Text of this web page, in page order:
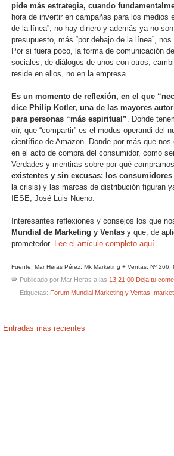
pide más estrategia, cuando
hora de invertir en campañas para los
de la línea”, no hay dinero y además ya no
presupuesto, más “por debajo de la línea”,
Por si fuera poco, la forma de comunicación
sociales, de diálogos de unos con otros,
reside en ellos, no en la empresa.
Es un momento de reflexión, en el que
dice Philip Kotler, una de las mayores
para personas “más espiritual”. Donde
oír, que “compartir” es el modus operandi del
científico de Amazon. Donde por más que
en el acto de compra del consumidor, como
Verdades y mentiras sobre por qué
existentes y sin excusas: los
la crisis) y las marcas de distribución figuran
IESE, José Luis Nueno.
Interesantes reflexiones y consejos los que
Mundial de Marketing y Ventas y que, de
prometedor. Lee el artículo completo aquí.
Fuente: Mar Heras Pérez. Mk Marketing + Ventas. Nº 266.
Publicado por Mar Heras a las 13:21:00 Deja tu
Etiquetas: Forum Mundial Marketing y Ventas
Entradas más recientes